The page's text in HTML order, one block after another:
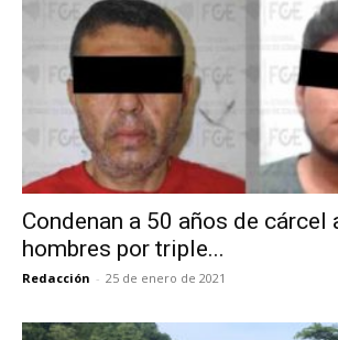
Condenan a 50 años de cárcel
hombres por triple...
Redacción - 25 de enero de 2021